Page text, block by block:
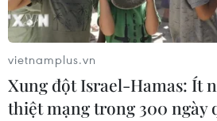
đạo Đức Angela Merkel - một
quyền lực nhất châu Âu.
vietnamplus.vn
Xung đột Israel-Hamas: Ít
thiệt mạng trong 300 ngày